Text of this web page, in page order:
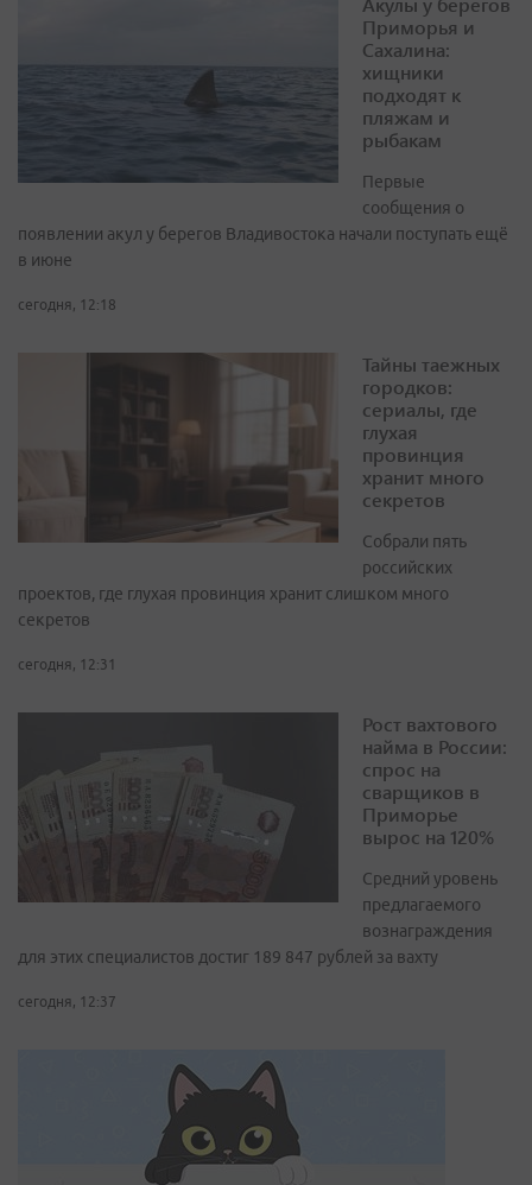
Приморья и
Сахалина:
хищники
подходят к
пляжам и
рыбакам
Первые
сообщения о
появлении акул у берегов Владивостока начали поступать ещё
в июне
сегодня, 12:18
Тайны таежных
городков:
сериалы, где
глухая
провинция
хранит много
секретов
Собрали пять
российских
проектов, где глухая провинция хранит слишком много
секретов
сегодня, 12:31
Рост вахтового
найма в России:
спрос на
сварщиков в
Приморье
вырос на 120%
Средний уровень
предлагаемого
вознаграждения
для этих специалистов достиг 189 847 рублей за вахту
сегодня, 12:37